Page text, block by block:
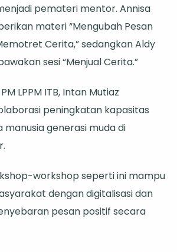
pemateri mentor. Annisa
materi “Mengubah Pesan
Cerita,” sedangkan Aldy
sesi “Menjual Cerita.”
LPPM ITB, Intan Mutiaz
peningkatan kapasitas
manusia generasi muda di
workshop seperti ini mampu
dengan digitalisasi dan
pesan positif secara